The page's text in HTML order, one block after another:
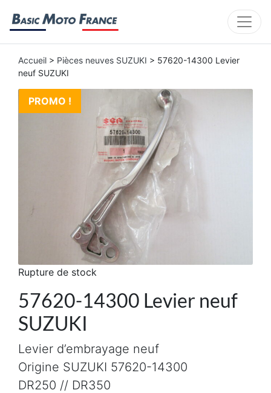
Accueil > Pièces neuves SUZUKI > 57620-14300 Levier
neuf SUZUKI
PROMO !
57620-14300 Levier neuf
SUZUKI
Levier d’embrayage neuf
Origine SUZUKI 57620-14300
DR250 // DR350
Rupture de stock